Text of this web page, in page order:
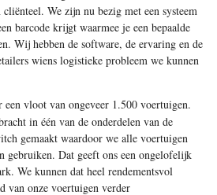
We zijn nu bezig met een systeem
barcode krijgt waarmee je een bepaalde
Wij hebben de software, de ervaring en de
wiens logistieke probleem we kunnen
een vloot van ongeveer 1.500 voertuigen.
in één van de onderdelen van de
gemaakt waardoor we alle voertuigen
gebruiken. Dat geeft ons een ongelofelijk
We kunnen dat heel rendementsvol
van onze voertuigen verder